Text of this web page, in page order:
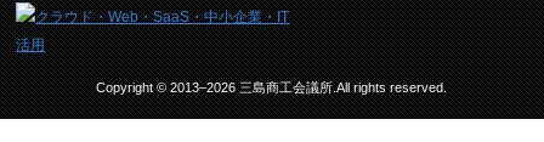
Copyright © 2013–2026 三島商工会議所.All rights reserved.